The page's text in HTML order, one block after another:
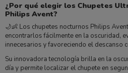
¿Por qué elegir los Chupetes
Philips Avent?
🌙👶 Los chupetes nocturnos Philips
encontrarlos fácilmente en la oscuridad,
innecesarios y favoreciendo el descanso
Su innovadora tecnología brilla en la
día y permite localizar el chupete en